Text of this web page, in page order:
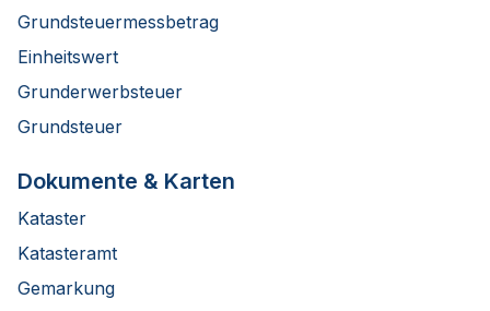
Grundsteuermessbetrag
Einheitswert
Grunderwerbsteuer
Grundsteuer
Dokumente & Karten
Kataster
Katasteramt
Gemarkung